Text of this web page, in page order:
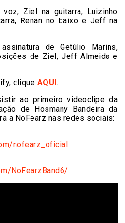
Ziel na guitarra, Luizinho
Renan no baixo e Jeff na
de Getúlio Marins,
de Ziel, Jeff Almeida e
clique AQUI.
ao primeiro videoclipe da
de Hosmany Bandeira da
a NoFearz nas redes sociais:
nofearz_oficial
NoFearzBand6/